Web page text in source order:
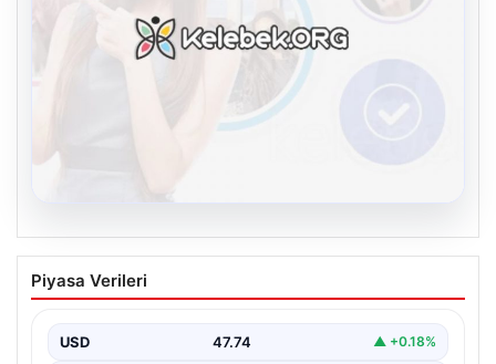
Kelebek.Org İle Dijital İletişimin Güvenli
Adresi Ve Chat Deneyimi
sağlaması büyük bir önem barındırmaktadır.
Günümüzde birçok…
Piyasa Verileri
USD 47.74 ▲ +0.18%